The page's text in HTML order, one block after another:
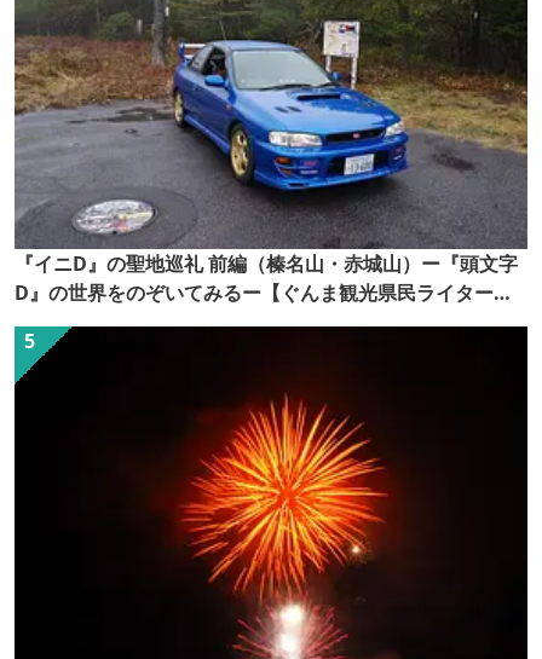
『イニD』の聖地巡礼 前編（榛名山・赤城山）ー『頭文字
D』の世界をのぞいてみるー【ぐんま観光県民ライター
（ぐん記者）】